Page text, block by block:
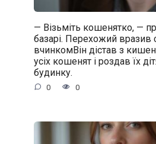
— Візьміть кошенятко, —
базарі. Перехожий вразив
вчинкомВін дістав з
усіх кошенят і роздав їх
будинку.
0 0